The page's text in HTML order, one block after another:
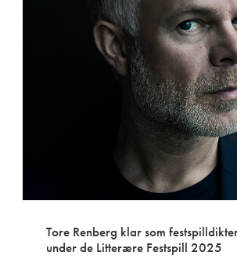
Tore Renberg klar som
under de Litterære Festspill 2025